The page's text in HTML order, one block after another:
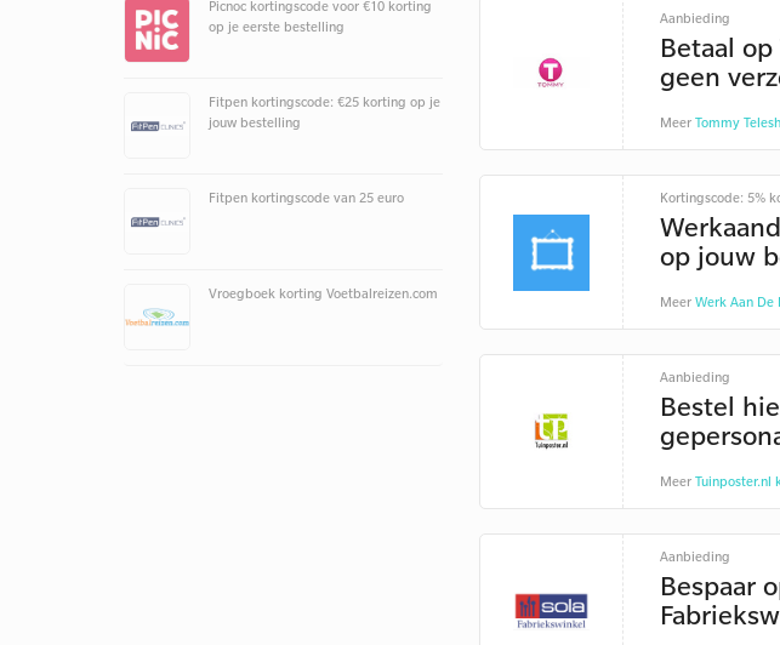
Aanbieding
Betaal
geen
Meer Tommy
Kortingscode: 5%
op jouw
Meer Werk Aan De
Aanbieding
Bestel
Meer Tuinposter.nl
Aanbieding
Bespaar
Picnoc kortingscode voor €10 korting
op je eerste bestelling
Fitpen kortingscode: €25 korting op je
jouw bestelling
Fitpen kortingscode van 25 euro
Vroegboek korting Voetbalreizen.com